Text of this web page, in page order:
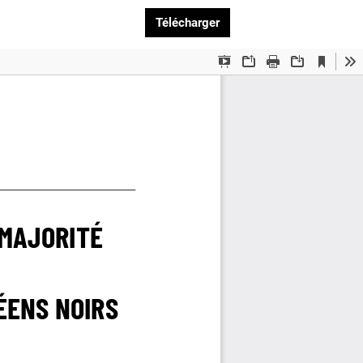
TéléchargerTélécharger le PDF
:
concernant nos activités. Vous pouvez à
nos mails.